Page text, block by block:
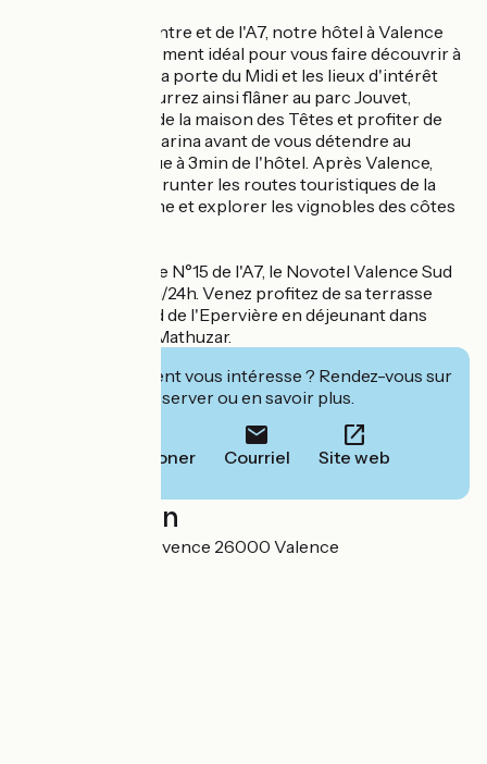
Situé à 2 km du centre et de l'A7, notre hôtel à Valence
jouit d'un emplacement idéal pour vous faire découvrir à
la fois les sites de la porte du Midi et les lieux d'intérêt
alentour. Vous pourrez ainsi flâner au parc Jouvet,
admirer la facade de la maison des Têtes et profiter de
l'ambiance de la marina avant de vous détendre au
Centre aqualudique à 3min de l'hôtel. Après Valence,
vous pourrez emprunter les routes touristiques de la
Drôme et l'Ardèche et explorer les vignobles des côtes
Proche de la sortie N°15 de l'A7, le Novotel Valence Sud
vous accueille 24h/24h. Venez profitez de sa terrasse
ombragée au bord de l'Epervière en déjeunant dans
notre restaurant Mathuzar.
Cet établissement vous intéresse ? Rendez-vous sur
leur site pour réserver ou en savoir plus.
Téléphoner Courriel Site web
Localisation
217 avenue de Provence 26000 Valence